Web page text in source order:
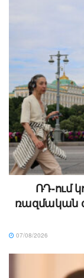
ՌԴ-ում
ռազմական
07/08/2026